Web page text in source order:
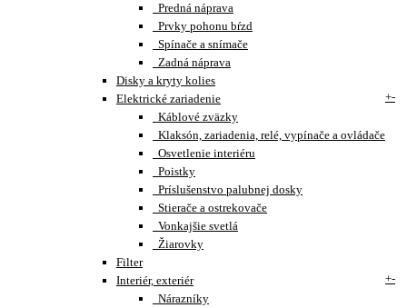
Predná náprava
Prvky pohonu bŕzd
Spínače a snímače
Zadná náprava
Disky a kryty kolies
Elektrické zariadenie
+-
Káblové zväzky
Klaksón, zariadenia, relé, vypínače a ovládače
Osvetlenie interiéru
Poistky
Príslušenstvo palubnej dosky
Stierače a ostrekovače
Vonkajšie svetlá
Žiarovky
Filter
Interiér, exteriér
+-
Nárazníky